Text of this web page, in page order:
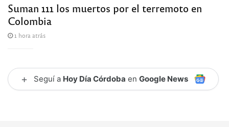
Suman 111 los muertos por el terremoto en
Colombia
1 hora atrás
+ Seguí a Hoy Día Córdoba en Google News